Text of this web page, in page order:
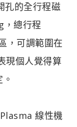
孔的全行程磁
，總行程
，可調範圍在
現個人覺得算
線性機